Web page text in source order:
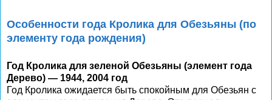
Особенности года Кролика для Обезьяны (по
элементу года рождения)
Год Кролика для зеленой Обезьяны (элемент года
Дерево) — 1944, 2004 год
Год Кролика ожидается быть спокойным для Обезьян с